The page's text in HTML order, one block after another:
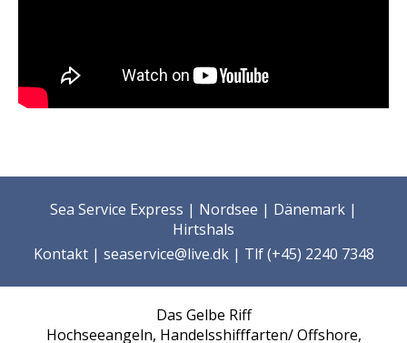
Sea Service Express | Nordsee | Dänemark |
Hirtshals
Kontakt| seaservice@live.dk | Tlf (+45) 2240 7348
Das Gelbe Riff
Hochseeangeln, Handelsshifffarten/ Offshore,